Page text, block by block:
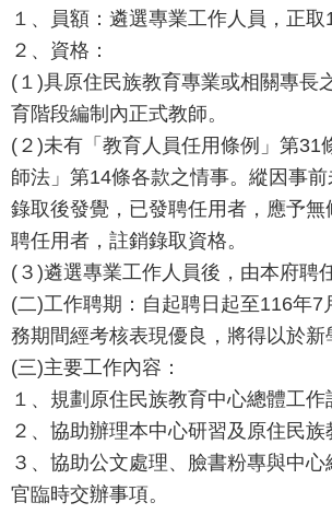
報
通
報
專
區
資
安
相
關
事
項
縣
網
資
源
１、員額：遴選專業工作人員，正取
２、資格：
(１)具原住民族教育專業或相關專長
育階段編制內正式教師。
(２)未有「教育人員任用條例」第31
師法」第14條各款之情事。縱因事
錄取後發覺，已發聘任用者，應予無
聘任用者，註銷錄取資格。
(３)遴選專業工作人員後，由本府聘
(二)工作聘期：自起聘日起至116年7
務期間經考核表現優良，將得以於新
(三)主要工作內容：
１、規劃原住民族教育中心總體工作
２、協助辦理本中心研習及原住民族
３、協助公文處理、臉書粉專與中
官臨時交辦事項。